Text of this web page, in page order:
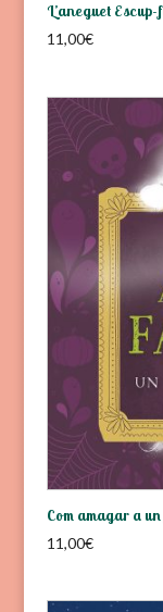
L’aneguet Escup-
11,00€
Com amagar a
11,00€